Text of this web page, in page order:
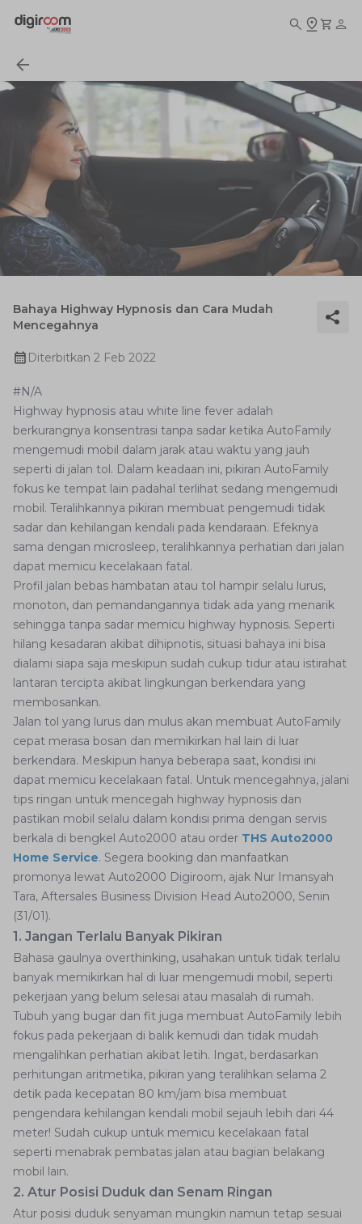
Bahaya Highway Hypnosis dan Cara Mudah
Mencegahnya
Diterbitkan 2 Feb 2022
#N/A
Highway hypnosis atau white line fever adalah
berkurangnya konsentrasi tanpa sadar ketika AutoFamily
mengemudi mobil dalam jarak atau waktu yang jauh
seperti di jalan tol. Dalam keadaan ini, pikiran AutoFamily
fokus ke tempat lain padahal terlihat sedang mengemudi
mobil. Teralihkannya pikiran membuat pengemudi tidak
sadar dan kehilangan kendali pada kendaraan. Efeknya
sama dengan microsleep, teralihkannya perhatian dari jalan
dapat memicu kecelakaan fatal.
Profil jalan bebas hambatan atau tol hampir selalu lurus,
monoton, dan pemandangannya tidak ada yang menarik
sehingga tanpa sadar memicu highway hypnosis. Seperti
hilang kesadaran akibat dihipnotis, situasi bahaya ini bisa
dialami siapa saja meskipun sudah cukup tidur atau istirahat
lantaran tercipta akibat lingkungan berkendara yang
membosankan.
Jalan tol yang lurus dan mulus akan membuat AutoFamily
cepat merasa bosan dan memikirkan hal lain di luar
berkendara. Meskipun hanya beberapa saat, kondisi ini
dapat memicu kecelakaan fatal. Untuk mencegahnya, jalani
tips ringan untuk mencegah highway hypnosis dan
pastikan mobil selalu dalam kondisi prima dengan servis
berkala di bengkel Auto2000 atau order THS Auto2000
Home Service. Segera booking dan manfaatkan
promonya lewat Auto2000 Digiroom, ajak Nur Imansyah
Tara, Aftersales Business Division Head Auto2000, Senin
(31/01).
1. Jangan Terlalu Banyak Pikiran
Bahasa gaulnya overthinking, usahakan untuk tidak terlalu
banyak memikirkan hal di luar mengemudi mobil, seperti
pekerjaan yang belum selesai atau masalah di rumah.
Tubuh yang bugar dan fit juga membuat AutoFamily lebih
fokus pada pekerjaan di balik kemudi dan tidak mudah
mengalihkan perhatian akibat letih. Ingat, berdasarkan
perhitungan aritmetika, pikiran yang teralihkan selama 2
detik pada kecepatan 80 km/jam bisa membuat
pengendara kehilangan kendali mobil sejauh lebih dari 44
meter! Sudah cukup untuk memicu kecelakaan fatal
seperti menabrak pembatas jalan atau bagian belakang
mobil lain.
2. Atur Posisi Duduk dan Senam Ringan
Atur posisi duduk senyaman mungkin namun tetap sesuai